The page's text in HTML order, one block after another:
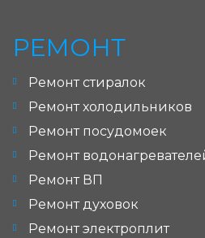
РЕМОНТ
Ремонт стиралок
Ремонт холодильников
Ремонт посудомоек
Ремонт
Ремонт ВП
Ремонт духовок
Ремонт электроплит